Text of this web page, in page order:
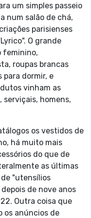
um simples passeio
num salão de chá,
parisienses
O grande
feminino,
roupas brancas
para dormir, e
vinham as
serviçais, homens,
os vestidos de
há muito mais
do que de
as últimas
de "utensílios
de nove anos
Outra coisa que
os anúncios de